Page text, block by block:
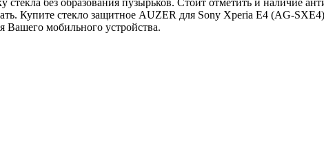
Купите стекло защитное AUZER для Sony Xperia E4 (AG-
Вашего мобильного устройства.